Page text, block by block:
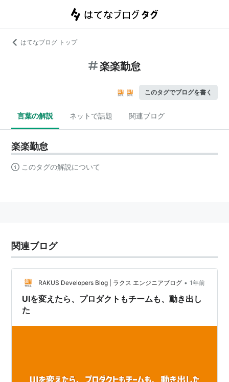
はてなブログ トップ
楽楽勤怠
このタグでブログを書く
言葉の解説 ネットで話題 関連ブログ
楽楽勤怠
このタグの解説について
関連ブログ
RAKUS Developers Blog | ラクス エンジニアブログ • 1年前
UIを変えたら、プロダクトもチームも、動き出し
た